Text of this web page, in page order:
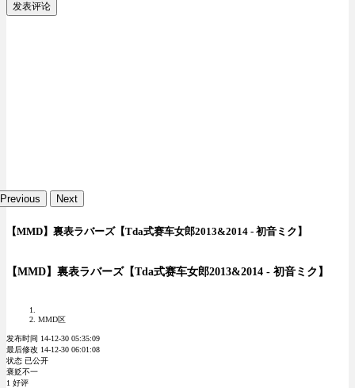
发表评论
Previous Next
【MMD】裏表ラバーズ【Tda式赛车女郎2013&2014 - 初音ミク】
【MMD】裏表ラバーズ【Tda式赛车女郎2013&2014 - 初音ミク】
MMD区
发布时间 14-12-30 05:35:09
最后修改 14-12-30 06:01:08
状态 已公开
褒贬不一
1 好评